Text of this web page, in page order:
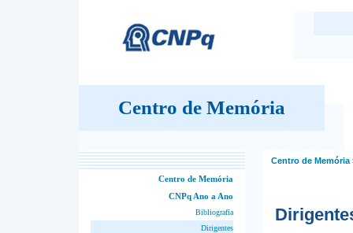
Centro de Memória
Centro de Memória
CNPq Ano a Ano
Bibliografia
Dirigentes
Centro de Memória